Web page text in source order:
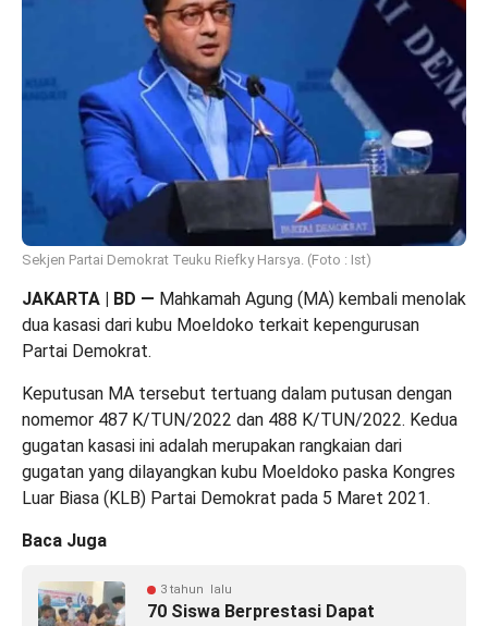
Sekjen Partai Demokrat Teuku Riefky Harsya. (Foto : Ist)
JAKARTA | BD — Mahkamah Agung (MA) kembali menolak
dua kasasi dari kubu Moeldoko terkait kepengurusan
Partai Demokrat.
Keputusan MA tersebut tertuang dalam putusan dengan
nomemor 487 K/TUN/2022 dan 488 K/TUN/2022. Kedua
gugatan kasasi ini adalah merupakan rangkaian dari
gugatan yang dilayangkan kubu Moeldoko paska Kongres
Luar Biasa (KLB) Partai Demokrat pada 5 Maret 2021.
Baca Juga
3 tahun lalu
70 Siswa Berprestasi Dapat